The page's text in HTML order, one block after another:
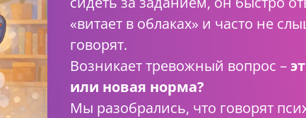
«витает в облаках» и часто не
говорят.
Возникает тревожный вопрос –
или новая норма?
Мы разобрались, что говорят